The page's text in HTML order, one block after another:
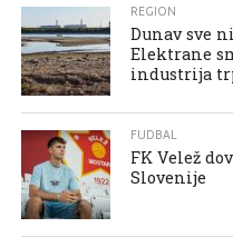
REGION
Dunav sve
Elektrane
industrija
FUDBAL
FK Velež
Slovenije